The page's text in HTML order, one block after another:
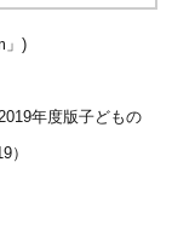
」)
2019年度版子どもの
）